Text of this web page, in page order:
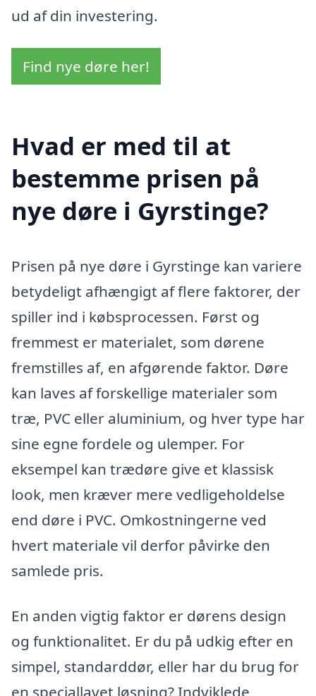
ud af din investering.
Find nye døre her!
Hvad er med til at
bestemme prisen på
nye døre i Gyrstinge?
Prisen på nye døre i Gyrstinge kan variere
betydeligt afhængigt af flere faktorer, der
spiller ind i købsprocessen. Først og
fremmest er materialet, som dørene
fremstilles af, en afgørende faktor. Døre
kan laves af forskellige materialer som
træ, PVC eller aluminium, og hver type har
sine egne fordele og ulemper. For
eksempel kan trædøre give et klassisk
look, men kræver mere vedligeholdelse
end døre i PVC. Omkostningerne ved
hvert materiale vil derfor påvirke den
samlede pris.
En anden vigtig faktor er dørens design
og funktionalitet. Er du på udkig efter en
simpel, standarddør, eller har du brug for
en speciallavet løsning? Indviklede